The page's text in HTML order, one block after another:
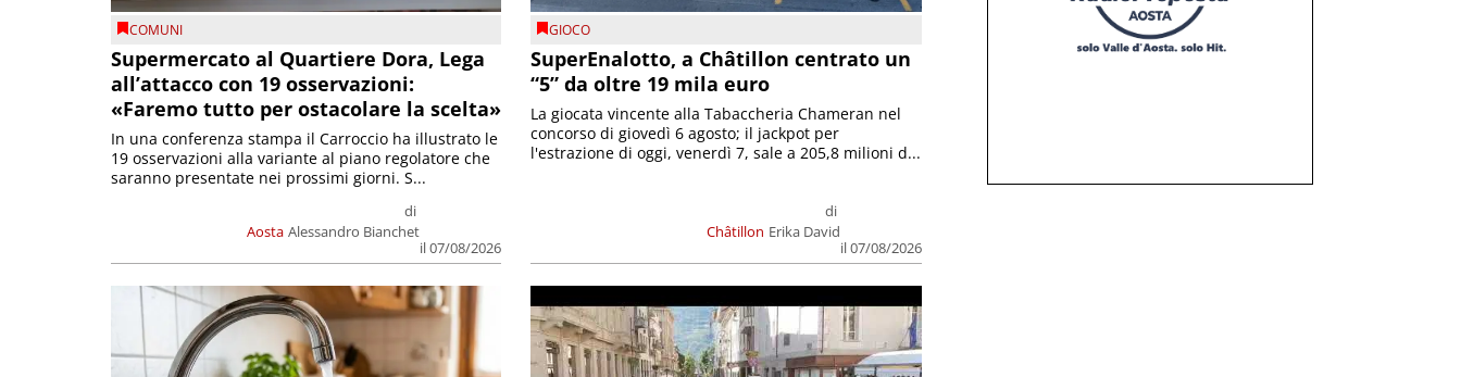
COMUNI
Supermercato al Quartiere Dora, Lega
all’attacco con 19 osservazioni:
«Faremo tutto per ostacolare la scelta»
Aosta
di
Alessandro Bianchet
il 07/08/2026
In una conferenza stampa il Carroccio ha illustrato le
19 osservazioni alla variante al piano regolatore che
saranno presentate nei prossimi giorni. S...
GIOCO
SuperEnalotto, a Châtillon centrato un
“5” da oltre 19 mila euro
Châtillon
di
Erika David
il 07/08/2026
La giocata vincente alla Tabaccheria Chameran nel
concorso di giovedì 6 agosto; il jackpot per
l'estrazione di oggi, venerdì 7, sale a 205,8 milioni d...